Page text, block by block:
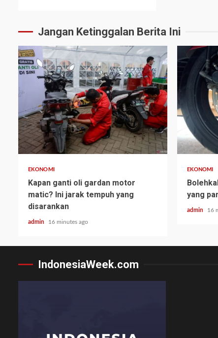
Jangan Ketinggalan Berita Ini
EKONOMI
Kapan ganti oli gardan motor
matic? Ini jarak tempuh yang
disarankan
admin 16 minutes ago
EKONOMI
yang
admin 16
IndonesiaWeek.com